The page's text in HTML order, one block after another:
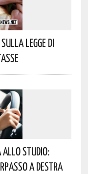
Legge Di
Allo Studio:
A Destra